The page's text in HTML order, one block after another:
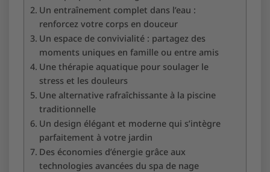
Un entraînement complet dans l’eau :
renforcez votre corps en douceur
Un espace de convivialité : partagez des
moments uniques en famille ou entre amis
Une thérapie aquatique pour soulager le
stress et les douleurs
Une alternative rafraîchissante à la piscine
traditionnelle
Un design élégant et moderne qui s’intègre
parfaitement à votre jardin
Des économies d’énergie grâce aux
technologies avancées du spa de nage